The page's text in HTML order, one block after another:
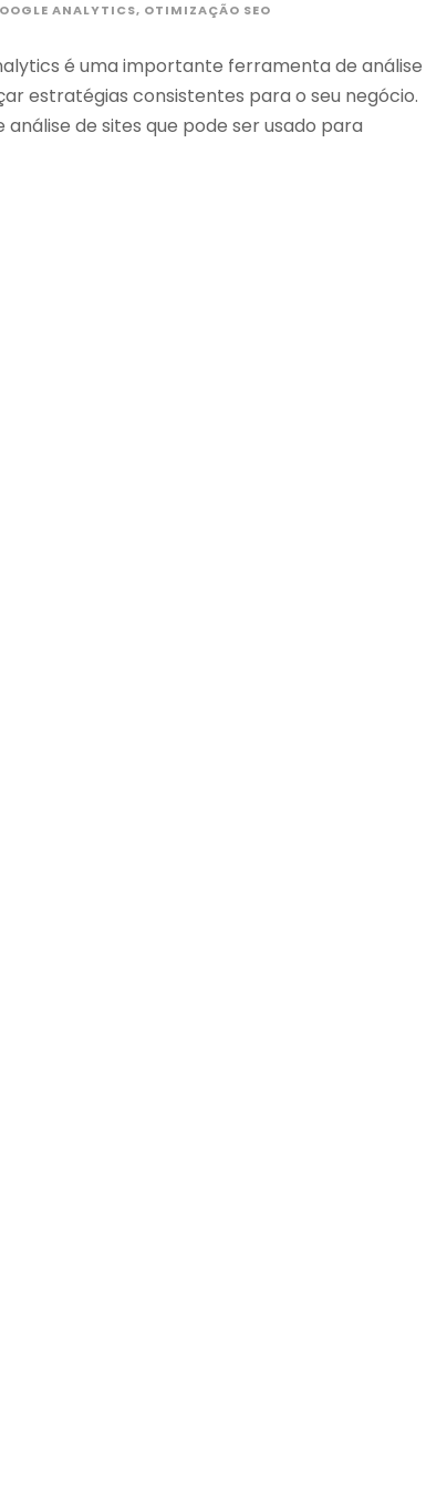
ANALYTICS, OTIMIZAÇÃO SEO
é uma importante ferramenta de análise
estratégias consistentes para o seu negócio.
de sites que pode ser usado para